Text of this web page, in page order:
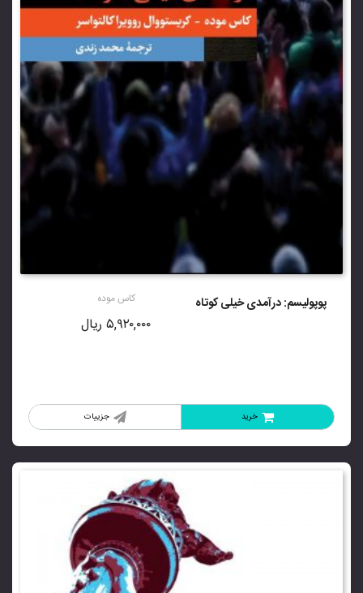
پوپولیسم: درآمدی خیلی کوتاه کاس موده
۵,۹۲۰,۰۰۰ ریال
جزییات خرید